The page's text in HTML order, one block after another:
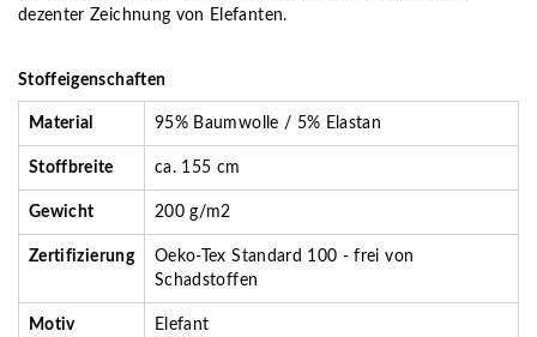
dezenter Zeichnung von Elefanten.
Stoffeigenschaften
Material 95% Baumwolle / 5% Elastan
Stoffbreite ca. 155 cm
Gewicht 200 g/m2
Zertifizierung
Oeko-Tex Standard 100 - frei von
Schadstoffen
Motiv Elefant